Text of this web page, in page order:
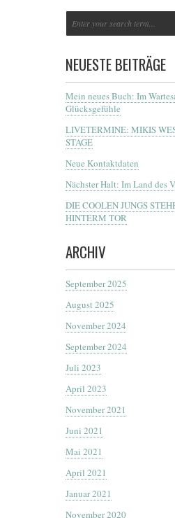
NEUESTE BEITRÄGE
Mein neues Buch: Im
Glücksgefühle
LIVETERMINE: MIKIS
STAGE
Neue Kontaktdaten
Nächster Halt: Im Land des
DIE COOLEN JUNGS
HINTERM TOR
ARCHIV
September 2025
August 2025
November 2024
September 2024
Juli 2023
April 2023
November 2021
Juni 2021
Mai 2021
April 2021
Januar 2021
November 2020